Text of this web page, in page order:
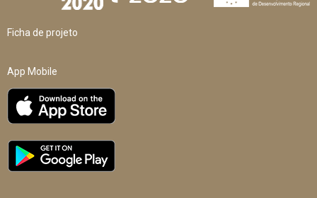
Ficha de projeto
App Mobile